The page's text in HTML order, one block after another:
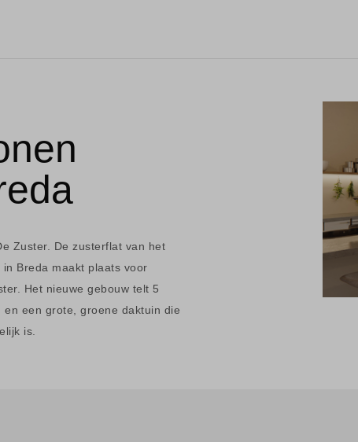
Zuster. De zusterflat van het
Breda maakt plaats voor
Het nieuwe gebouw telt 5
een grote, groene daktuin die
is.